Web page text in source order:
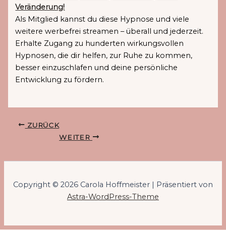
Veränderung!
Als Mitglied kannst du diese Hypnose und viele
weitere werbefrei streamen – überall und jederzeit.
Erhalte Zugang zu hunderten wirkungsvollen
Hypnosen, die dir helfen, zur Ruhe zu kommen,
besser einzuschlafen und deine persönliche
Entwicklung zu fördern.
ZURÜCK
WEITER
Copyright © 2026 Carola Hoffmeister | Präsentiert von
Astra-WordPress-Theme